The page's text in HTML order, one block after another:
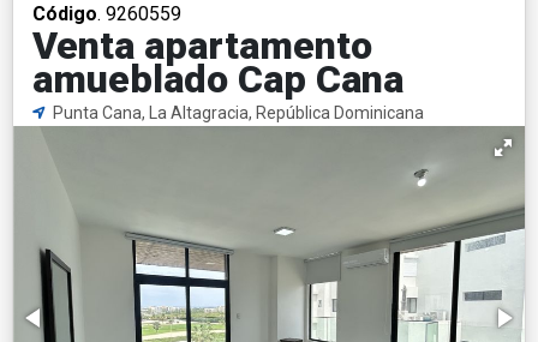
Código. 9260559
Venta apartamento
amueblado Cap Cana
Punta Cana, La Altagracia, República Dominicana